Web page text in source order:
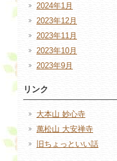
2024年1月
2023年12月
2023年11月
2023年10月
2023年9月
リンク
大本山 妙心寺
萬松山 大安禅寺
旧ちょっといい話